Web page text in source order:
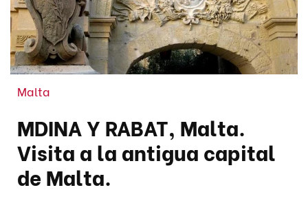
Malta
MDINA Y RABAT, Malta.
Visita a la antigua capital
de Malta.